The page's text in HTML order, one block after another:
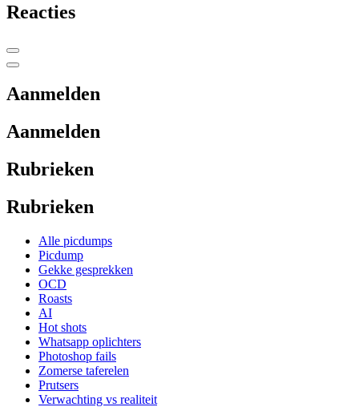
Reacties
Aanmelden
Aanmelden
Rubrieken
Rubrieken
Alle picdumps
Picdump
Gekke gesprekken
OCD
Roasts
AI
Hot shots
Whatsapp oplichters
Photoshop fails
Zomerse taferelen
Prutsers
Verwachting vs realiteit